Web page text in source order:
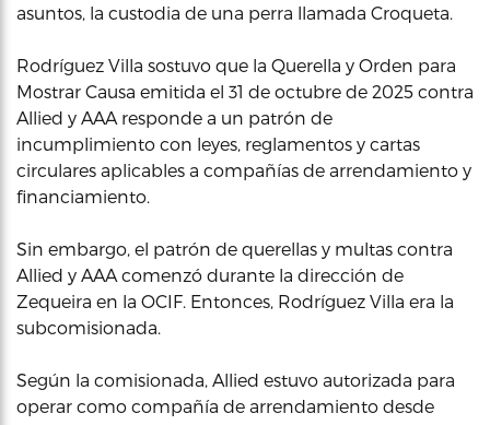
asuntos, la custodia de una perra llamada Croqueta.
Rodríguez Villa sostuvo que la Querella y Orden para
Mostrar Causa emitida el 31 de octubre de 2025 contra
Allied y AAA responde a un patrón de
incumplimiento con leyes, reglamentos y cartas
circulares aplicables a compañías de arrendamiento y
financiamiento.
Sin embargo, el patrón de querellas y multas contra
Allied y AAA comenzó durante la dirección de
Zequeira en la OCIF. Entonces, Rodríguez Villa era la
subcomisionada.
Según la comisionada, Allied estuvo autorizada para
operar como compañía de arrendamiento desde